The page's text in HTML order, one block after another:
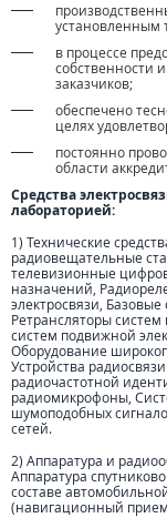
установленным
в процессе
собственности
заказчиков;
обеспечено
целях
постоянно
области
Средства
лабораторией:
1) Технические
радиовещательные
телевизионные
назначений,
электросвязи,
Ретрансляторы
систем подвижной
Оборудование
Устройства
радиочастотной
радиомикрофоны,
шумоподобных
сетей.
2) Аппаратура и
Аппаратура
составе
(навигационный